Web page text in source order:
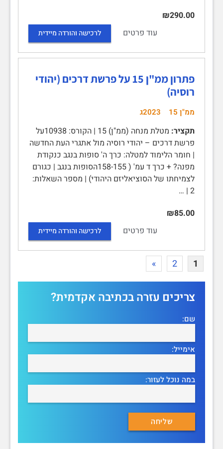
₪290.00
עוד פרטים
לרכישה והורדה מיידית
פתרון ממ"ן 15 על פרשת דרכים (יהודי
רוסיה)
ממ"ן 15 2023ג
תקציר:
מטלת מנחה (ממ"ן) 15 | הקורס: 10938על
פרשת דרכים – יהודי רוסיה מול אתגרי העת החדשה
| חומר הלימוד למטלה: כרך ה' סופות בנגב כנקודת
מפנה? + כרך ד עמ' ( 158-155הסופות בנגב | כגורם
לצמיחתו של הסוציאליזם היהודי) | מספר השאלות:
2 | …
₪85.00
עוד פרטים
לרכישה והורדה מיידית
1
2
»
צריכים עזרה בכתיבה אקדמית?
שם:
אימייל:
במה נוכל לעזור: